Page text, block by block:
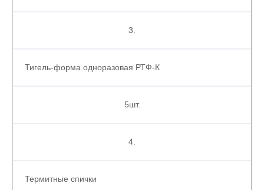
3.
Тигель-форма одноразовая РТФ-К
5шт.
4.
Термитные спички